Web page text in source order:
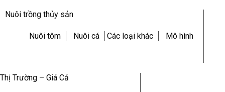
Nuôi trồng thủy sản
Nuôi tôm Nuôi cá Các loại khác Mô hình
Thị Trường – Giá Cả